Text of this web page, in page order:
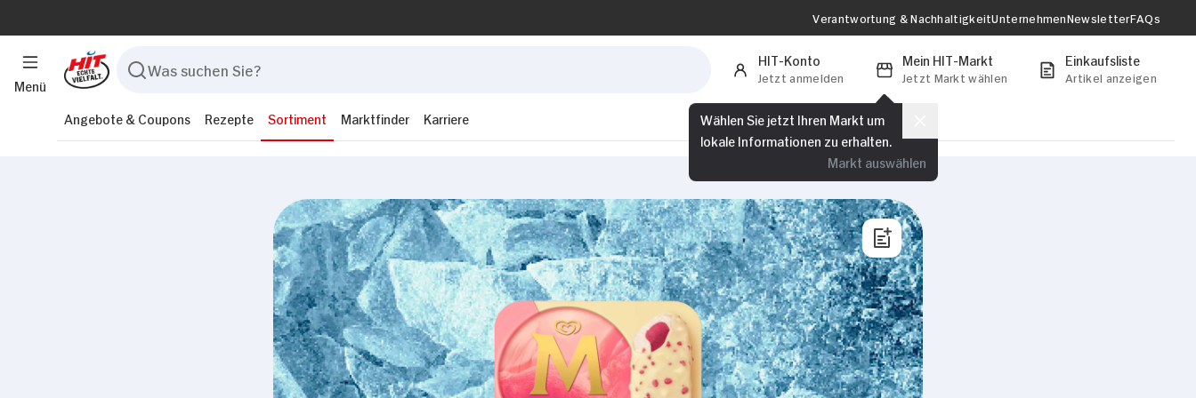
Menü
Verantwortung & NachhaltigkeitUnternehmenNewsletterFAQs
HIT-Konto
Jetzt anmelden
Mein HIT-Markt
Jetzt Markt wählen
Wählen Sie jetzt Ihren Markt um
lokale Informationen zu erhalten.
Markt auswählen
Einkaufsliste
Artikel anzeigen
Angebote & Coupons Rezepte Sortiment Marktfinder Karriere